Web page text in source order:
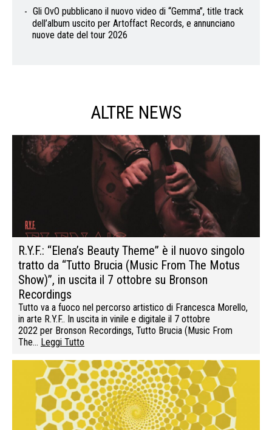
Gli OvO pubblicano il nuovo video di “Gemma”, title track
dell’album uscito per Artoffact Records, e annunciano
nuove date del tour 2026
ALTRE NEWS
R.Y.F.: “Elena’s Beauty Theme” è il nuovo singolo
tratto da “Tutto Brucia (Music From The Motus
Show)”, in uscita il 7 ottobre su Bronson
Recordings
Tutto va a fuoco nel percorso artistico di Francesca Morello,
in arte R.Y.F.. In uscita in vinile e digitale il 7 ottobre
2022 per Bronson Recordings, Tutto Brucia (Music From
The… Leggi Tutto